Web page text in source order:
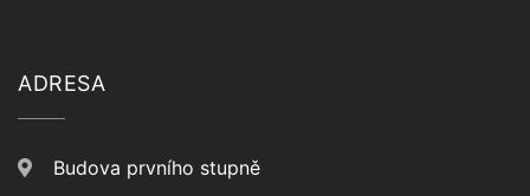
ADRESA
Budova prvního stupně